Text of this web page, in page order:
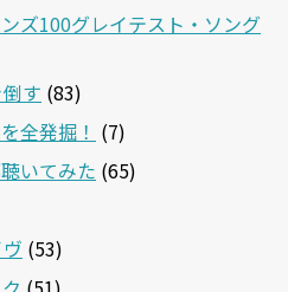
ズ100グレイテスト・ソング
す (83)
全発掘！ (7)
いてみた (65)
(53)